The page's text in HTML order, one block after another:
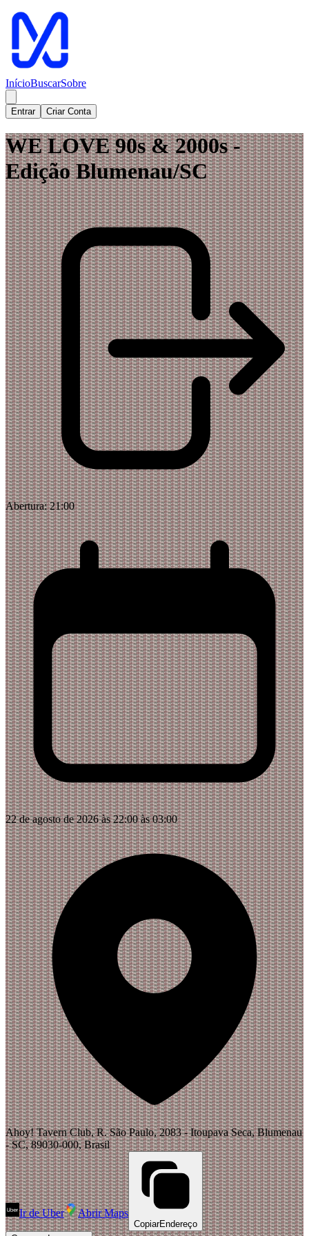
InícioBuscarSobre
Entrar Criar Conta
WE LOVE 90s & 2000s -
Edição Blumenau/SC
Abertura:21:00
22 de agosto de 2026 às 22:00 às 03:00
Ahoy! Tavern Club, R. São Paulo, 2083 - Itoupava Seca, Blumenau
- SC, 89030-000, Brasil
Ir de Uber Abrir Maps
CopiarEndereço